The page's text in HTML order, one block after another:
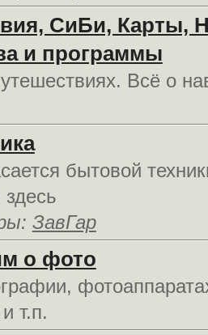
СиБи, Карты,
и программы
Всё о
бытовой
ЗавГар
о фото
т.п.